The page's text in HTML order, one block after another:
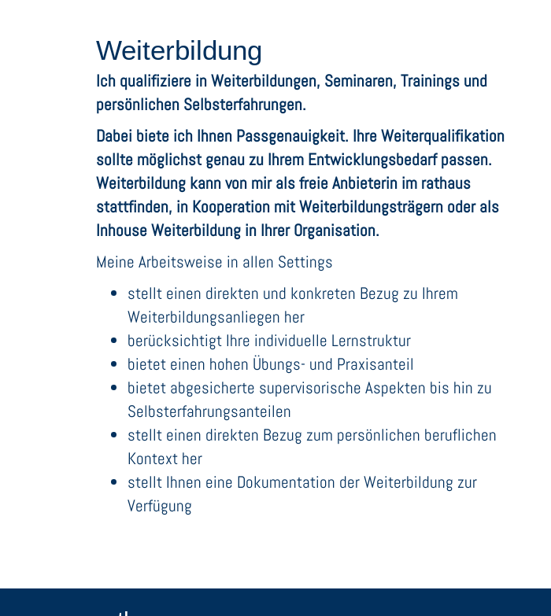
Weiterbildung
Ich qualifiziere in Weiterbildungen, Seminaren, Trainings und
persönlichen Selbsterfahrungen.
Dabei biete ich Ihnen Passgenauigkeit. Ihre Weiterqualifikation
sollte möglichst genau zu Ihrem Entwicklungsbedarf passen.
Weiterbildung kann von mir als freie Anbieterin im rathaus
stattfinden, in Kooperation mit Weiterbildungsträgern oder als
Inhouse Weiterbildung in Ihrer Organisation.
Meine Arbeitsweise in allen Settings
stellt einen direkten und konkreten Bezug zu Ihrem
Weiterbildungsanliegen her
berücksichtigt Ihre individuelle Lernstruktur
bietet einen hohen Übungs- und Praxisanteil
bietet abgesicherte supervisorische Aspekten bis hin zu
Selbsterfahrungsanteilen
stellt einen direkten Bezug zum persönlichen beruflichen
Kontext her
stellt Ihnen eine Dokumentation der Weiterbildung zur
Verfügung